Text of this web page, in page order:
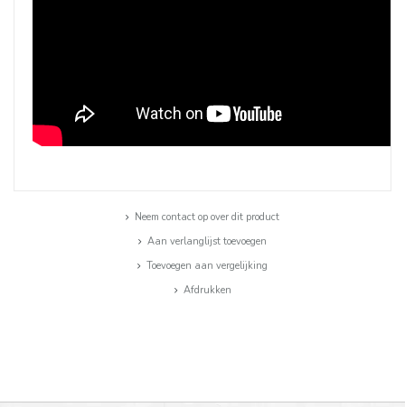
Neem contact op over dit product
Aan verlanglijst toevoegen
Toevoegen aan vergelijking
Afdrukken